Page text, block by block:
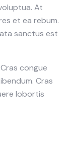
At
et ea rebum.
sanctus est
congue
Cras
lobortis